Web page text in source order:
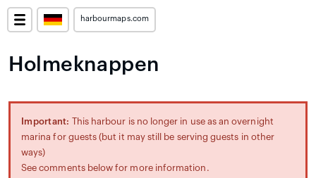
harbourmaps.com
Holmeknappen
Important: This harbour is no longer in use as an overnight
marina for guests (but it may still be serving guests in other
ways)
See comments below for more information.